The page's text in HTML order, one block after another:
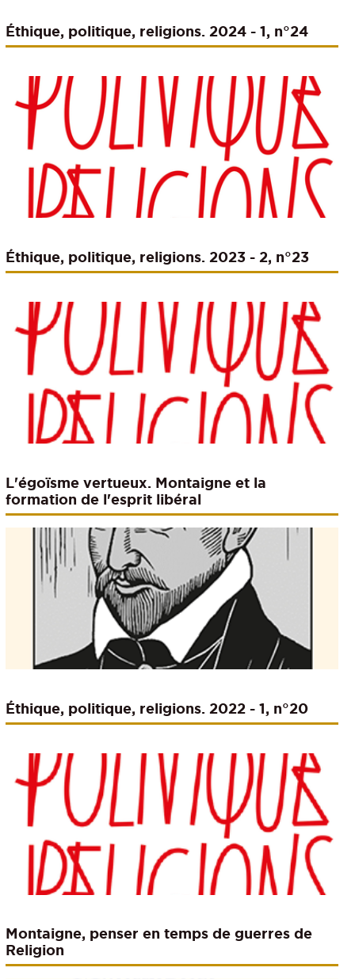
Éthique, politique, religions. 2024 - 1, n°24
Éthique, politique, religions. 2023 - 2, n°23
L'égoïsme vertueux. Montaigne et la
formation de l'esprit libéral
Éthique, politique, religions. 2022 - 1, n°20
Montaigne, penser en temps de guerres de
Religion